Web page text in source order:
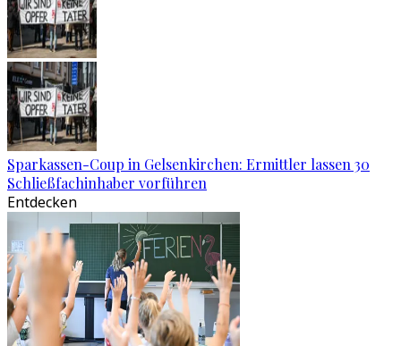
Sparkassen-Coup in Gelsenkirchen: Ermittler lassen 30
Schließfachinhaber vorführen
Entdecken